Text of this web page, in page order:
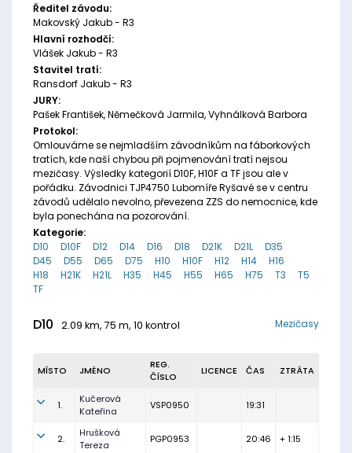
Ředitel závodu:
Makovský Jakub - R3
Hlavní rozhodčí:
Vlášek Jakub - R3
Stavitel tratí:
Ransdorf Jakub - R3
JURY:
Pašek František, Němečková Jarmila, Vyhnálková Barbora
Protokol:
Omlouváme se nejmladším závodníkům na fáborkových
tratích, kde naší chybou při pojmenování tratí nejsou
mezičasy. Výsledky kategorií D10F, H10F a TF jsou ale v
pořádku. Závodnici TJP4750 Lubomíře Ryšavé se v centru
závodů udělalo nevolno, převezena ZZS do nemocnice, kde
byla ponechána na pozorování.
Kategorie:
D10
D10F D12 D14 D16 D18 D21K D21L
D35
D45
D55 D65 D75 H10 H10F H12 H14
H16
H18
H21K H21L H35 H45 H55 H65 H75 T3
T5
TF
D10 2.09 km, 75 m, 10 kontrol Mezičasy
MÍSTO JMÉNO
REG.
ČÍSLO
LICENCE ČAS ZTRÁTA
1.
Kučerová
Kateřina
VSP0950 19:31
2.
Hrušková
Tereza
PGP0953 20:46 + 1:15